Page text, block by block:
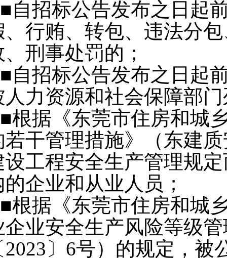
■自招标公告发布之日起
、行贿、转包、违法分
、刑事处罚的；
■自招标公告发布之日起
人力资源和社会保障部
■根据《东莞市住房和城
若干管理措施》（东建
设工程安全生产管理规
的企业和从业人员；
■根据《东莞市住房和城
企业安全生产风险等级
2023〕6号）的规定，被